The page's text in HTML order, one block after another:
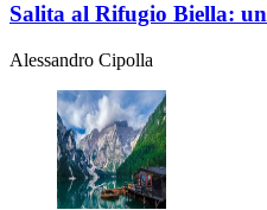
Salita al Rifugio Biella:
Alessandro Cipolla